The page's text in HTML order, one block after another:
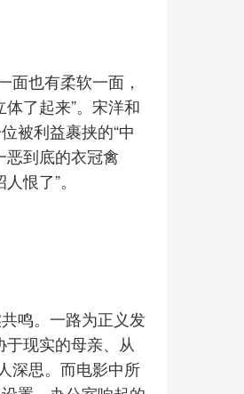
面也有柔软一面，
了起来”。宋洋和
被利益裹挟的“中
恶到底的衣冠禽
恨了”。
鸣。一路为正义发
于现实的母亲、从
深思。而电影中所